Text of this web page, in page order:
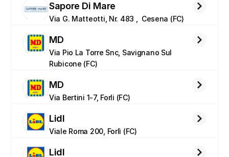
Sapore Di Mare
Via G. Matteotti, Nr. 483 ,  Cesena (FC)
MD
Via Pio La Torre Snc, Savignano Sul
Rubicone (FC)
MD
Via Bertini 1-7, Forli (FC)
Lidl
Viale Roma 200, Forlì (FC)
Lidl